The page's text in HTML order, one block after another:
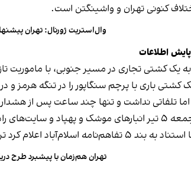
کنونی تهران و واشینگتن است.
وال‌استریت ژورنال: تهران
اطلاعات
کشتی تجاری در مسیر جنوبی، با ماموریت
تلفاتی نداشت و تنها چند ساعت پس از هشدار
ایران را
و مرور در تنگه هرمز با جمهوری اسلامی است.
تهران هم‌زمان با پیشبرد طرح